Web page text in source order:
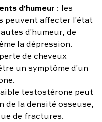
d'humeur : les
peuvent affecter l'état
d'humeur, de
la dépression.
de cheveux
un symptôme d'un
testostérone peut
de la densité osseuse,
de fractures.